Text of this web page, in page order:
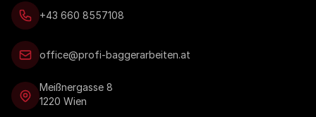
+43 660 8557108
office@profi-baggerarbeiten.at
Meißnergasse 8
1220 Wien